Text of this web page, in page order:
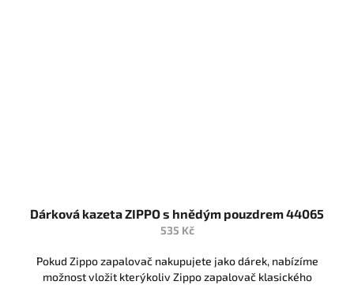
Dárková kazeta ZIPPO s hnědým pouzdrem 44065
535 Kč
Pokud Zippo zapalovač nakupujete jako dárek, nabízíme
možnost vložit kterýkoliv Zippo zapalovač klasického